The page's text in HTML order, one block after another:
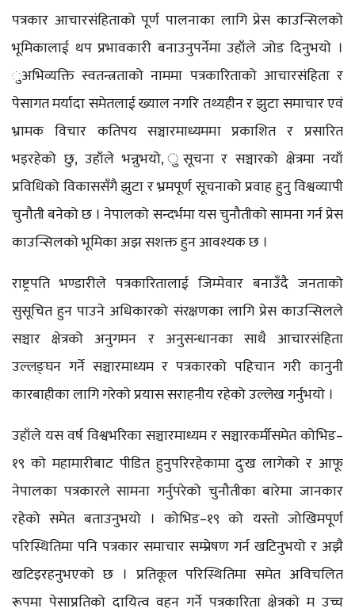
पत्रकार आचारसंहिताको पूर्ण पालनाका लागि प्रेस काउन्सिलको
भूमिकालाई थप प्रभावकारी बनाउनुपर्नेमा उहाँले जोड दिनुभयो ।
ुअभिव्यक्ति स्वतन्त्रताको नाममा पत्रकारिताको आचारसंहिता र
पेसागत मर्यादा समेतलाई ख्याल नगरि तथ्यहीन र झुटा समाचार एवं
भ्रामक विचार कतिपय सञ्चारमाध्यममा प्रकाशित र प्रसारित
भइरहेको छु, उहाँले भन्नुभयो, ुसूचना र सञ्चारको क्षेत्रमा नयाँ
प्रविधिको विकाससँगै झुटा र भ्रमपूर्ण सूचनाको प्रवाह हुनु विश्वव्यापी
चुनौती बनेको छ । नेपालको सन्दर्भमा यस चुनौतीको सामना गर्न प्रेस
काउन्सिलको भूमिका अझ सशक्त हुन आवश्यक छ ।
राष्ट्रपति भण्डारीले पत्रकारितालाई जिम्मेवार बनाउँदै जनताको
सुसूचित हुन पाउने अधिकारको संरक्षणका लागि प्रेस काउन्सिलले
सञ्चार क्षेत्रको अनुगमन र अनुसन्धानका साथै आचारसंहिता
उल्लङ्घन गर्ने सञ्चारमाध्यम र पत्रकारको पहिचान गरी कानुनी
कारबाहीका लागि गरेको प्रयास सराहनीय रहेको उल्लेख गर्नुभयो ।
उहाँले यस वर्ष विश्वभरिका सञ्चारमाध्यम र सञ्चारकर्मीसमेत कोभिड–
१९ को महामारीबाट पीडित हुनुपरिरहेकामा दुःख लागेको र आफू
नेपालका पत्रकारले सामना गर्नुपरेको चुनौतीका बारेमा जानकार
रहेको समेत बताउनुभयो । कोभिड–१९ को यस्तो जोखिमपूर्ण
परिस्थितिमा पनि पत्रकार समाचार सम्प्रेषण गर्न खटिनुभयो र अझै
खटिइरहनुभएको छ । प्रतिकूल परिस्थितिमा समेत अविचलित
रूपमा पेसाप्रतिको दायित्व वहन गर्ने पत्रकारिता क्षेत्रको म उच्च